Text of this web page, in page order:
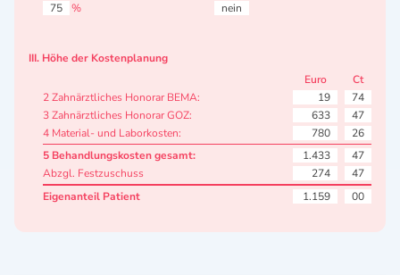
75
%
nein
III. Höhe der Kostenplanung
Euro
Ct
2 Zahnärztliches Honorar BEMA:
19
74
3 Zahnärztliches Honorar GOZ:
633
47
4 Material- und Laborkosten:
780
26
5 Behandlungskosten gesamt:
1.433
47
Abzgl. Festzuschuss
274
47
Eigenanteil Patient
1.159 00